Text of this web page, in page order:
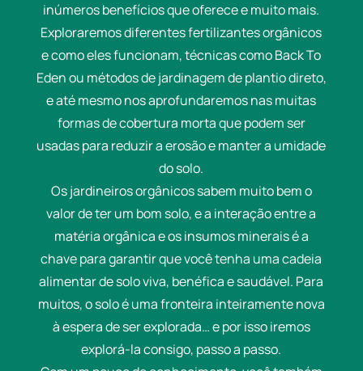
inúmeros benefícios que oferece e muito mais.
Exploraremos diferentes fertilizantes orgânicos
e como eles funcionam, técnicas como Back To
Eden ou métodos de jardinagem de plantio direto,
e até mesmo nos aprofundaremos nas muitas
formas de cobertura morta que podem ser
usadas para reduzir a erosão e manter a umidade
do solo.
Os jardineiros orgânicos sabem muito bem o
valor de ter um bom solo, e a interação entre a
matéria orgânica e os insumos minerais é a
chave para garantir que você tenha uma cadeia
alimentar de solo viva, benéfica e saudável. Para
muitos, o solo é uma fronteira inteiramente nova
à espera de ser explorada… e por isso iremos
explorá-la consigo, passo a passo.